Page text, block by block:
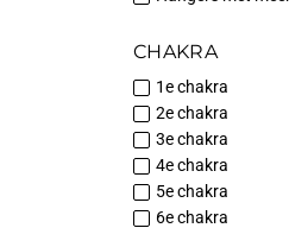
CHAKRA
1e chakra
2e chakra
3e chakra
4e chakra
5e chakra
6e chakra